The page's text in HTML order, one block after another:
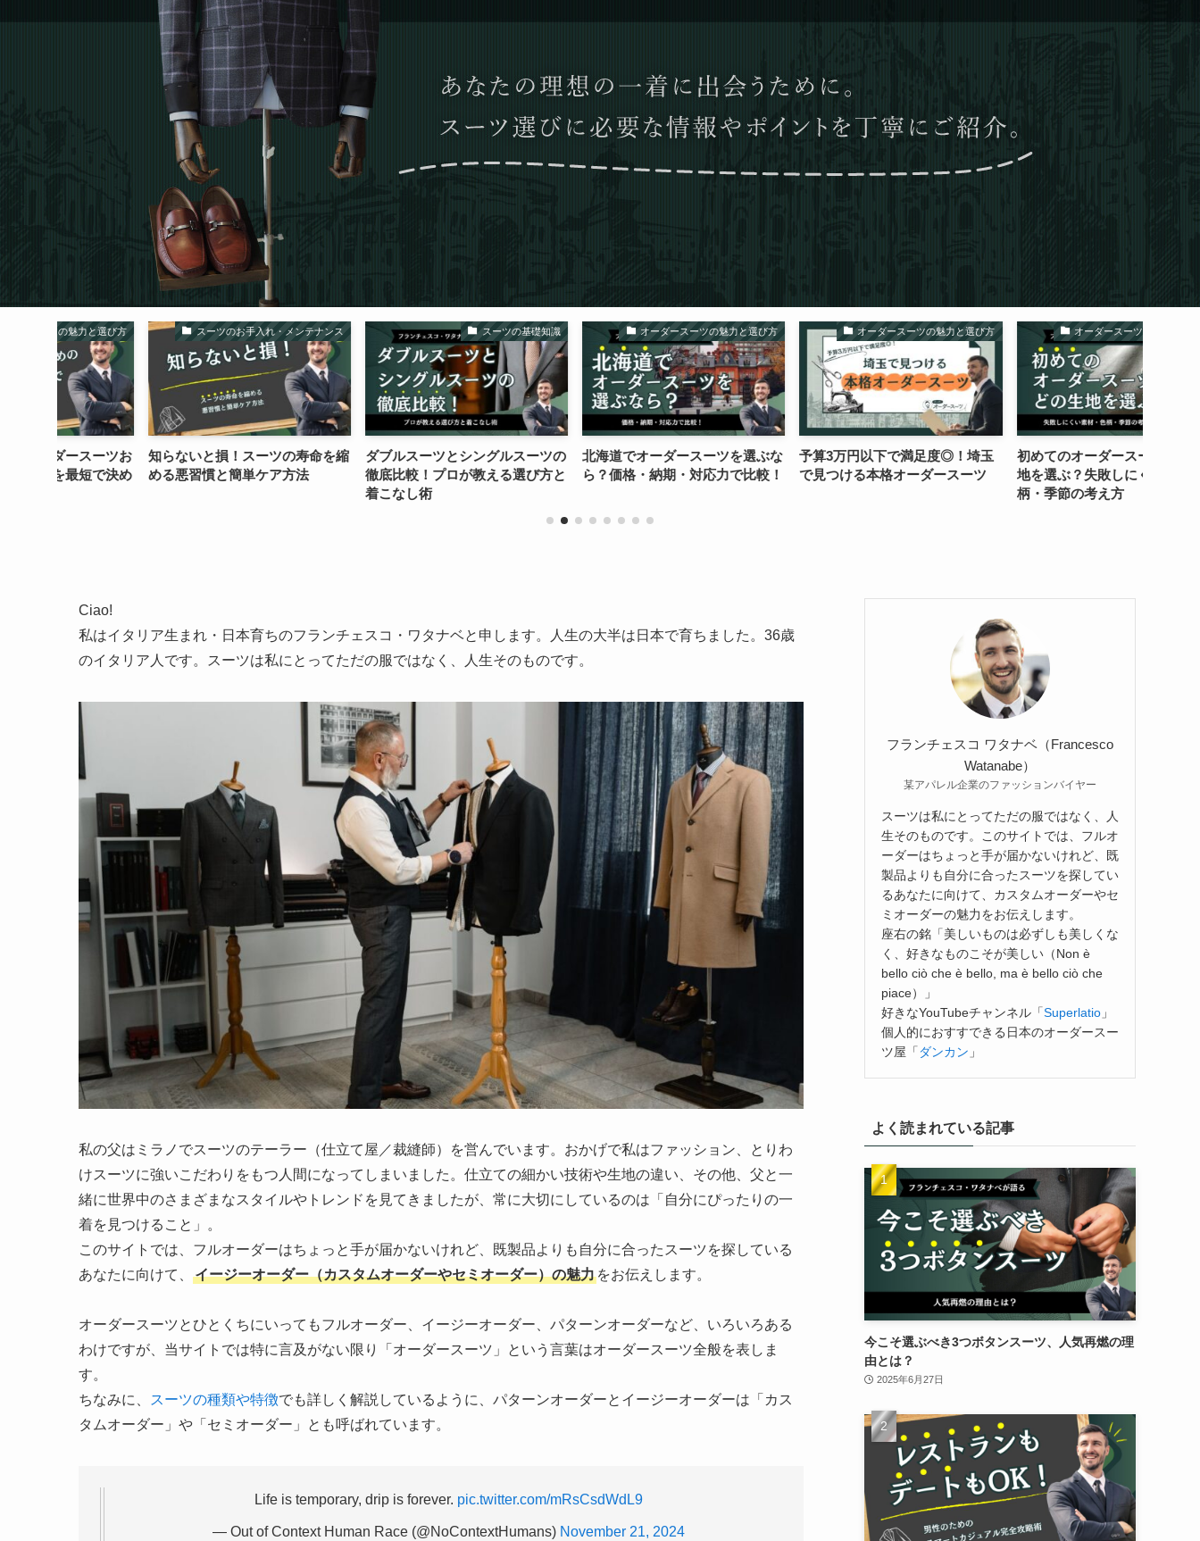
スーツのお手入れ・メンテナンス
知らないと損！スーツの寿命を縮
める悪習慣と簡単ケア方法
スーツの基礎知識
ダブルスーツとシングルスーツの
徹底比較！プロが教える選び方と
オーダースーツの魅力と選び方
北海道でオーダースーツを選ぶな
ら？価格・納期・対応力で比較！
オーダースーツの魅力と選び方
予算3万円以下で満足度◎！埼玉
で見つける本格オーダースーツ
オーダースーツの魅力と選び方
初めてのオーダースーツはどの生
地を選ぶ？失敗しにくい素材・色
柄・季節の考え方
Ciao!
私はイタリア生まれ・日本育ちのフランチェスコ・ワタナベと申します。人生の大半は日本で育ちました。36歳
のイタリア人です。スーツは私にとってただの服ではなく、人生そのものです。
私の父はミラノでスーツのテーラー（仕立て屋／裁縫師）を営んでいます。おかげで私はファッション、とりわ
けスーツに強いこだわりをもつ人間になってしまいました。仕立ての細かい技術や生地の違い、その他、父と一
緒に世界中のさまざまなスタイルやトレンドを見てきましたが、常に大切にしているのは「自分にぴったりの一
着を見つけること」。
このサイトでは、フルオーダーはちょっと手が届かないけれど、既製品よりも自分に合ったスーツを探している
あなたに向けて、
イージーオーダー（カスタムオーダーやセミオーダー）の魅力 をお伝えします。
オーダースーツとひとくちにいってもフルオーダー、イージーオーダー、パターンオーダーなど、いろいろある
わけですが、当サイトでは特に言及がない限り「オーダースーツ」という言葉はオーダースーツ全般を表しま
す。
ちなみに、
スーツの種類や特徴でも詳しく解説しているように、パターンオーダーとイージーオーダーは「カス
タムオーダー」や「セミオーダー」とも呼ばれています。
Life is temporary, drip is forever. pic.twitter.com/mRsCsdWdL9
— Out of Context Human Race (@NoContextHumans) November 21, 2024
フランチェスコ ワタナベ（Francesco
Watanabe）
某アパレル企業のファッションバイヤー
スーツは私にとってただの服ではなく、人
生そのものです。このサイトでは、フルオ
ーダーはちょっと手が届かないけれど、既
製品よりも自分に合ったスーツを探してい
るあなたに向けて、カスタムオーダーやセ
ミオーダーの魅力をお伝えします。
座右の銘「美しいものは必ずしも美しくな
く、好きなものこそが美しい（Non è
bello ciò che è bello, ma è bello ciò che
piace）」
好きなYouTubeチャンネル「Superlatio 」
個人的におすすできる日本のオーダースー
ツ屋「 ダンカン 」
よく読まれている記事
今こそ選ぶべき3つボタンスーツ、人気再燃の理
由とは？
2025年6月27日